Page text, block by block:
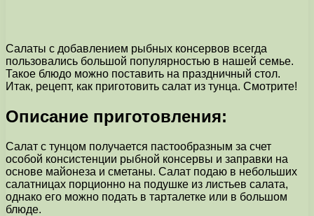
Салаты с добавлением рыбных консервов всегда
пользовались большой популярностью в нашей семье.
Такое блюдо можно поставить на праздничный стол.
Итак, рецепт, как приготовить салат из тунца. Смотрите!
Описание приготовления:
Салат с тунцом получается пастообразным за счет
особой консистенции рыбной консервы и заправки на
основе майонеза и сметаны. Салат подаю в небольших
салатницах порционно на подушке из листьев салата,
однако его можно подать в тарталетке или в большом
блюде.